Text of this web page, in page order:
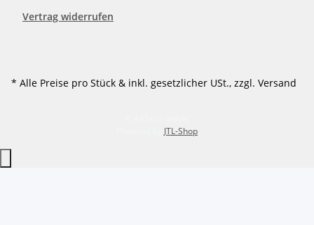
Vertrag widerrufen
* Alle Preise pro Stück & inkl. gesetzlicher USt., zzgl. Versand
JTL-Shop